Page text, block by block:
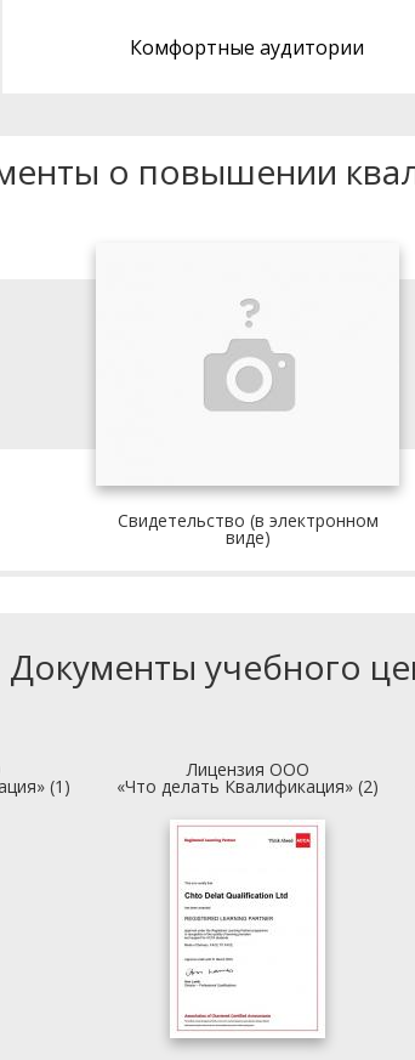
Комфортные аудитории
о повышении
Свидетельство (в электронном
виде)
Документы учебного
(1)
Лицензия ООО
«Что делать Квалификация» (2)